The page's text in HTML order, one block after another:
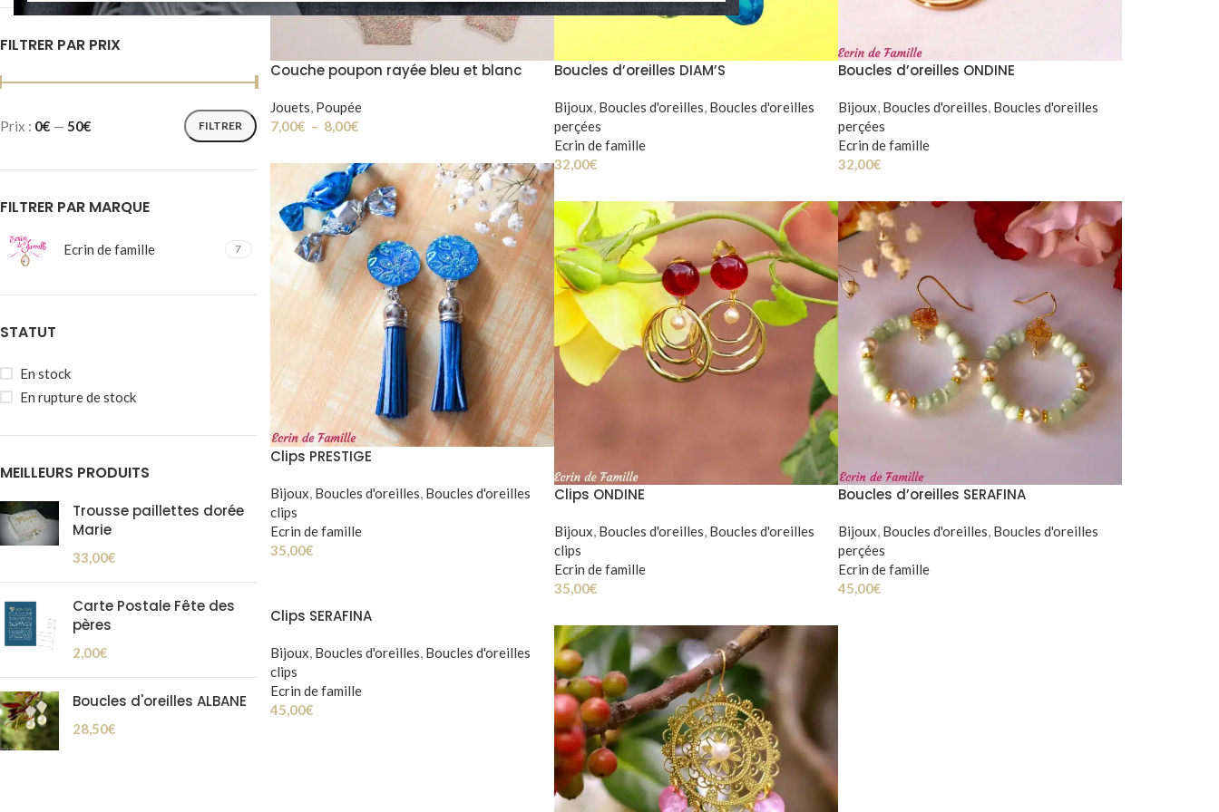
FILTRER PAR PRIX
FILTRER
Prix : 0€ — 50€
FILTRER PAR MARQUE
Ecrin de famille 7
STATUT
En stock
En rupture de stock
MEILLEURS PRODUITS
Trousse paillettes dorée
Marie
33,00€
Carte Postale Fête des
pères
2,00€
Boucles d'oreilles ALBANE
28,50€
Couche poupon rayée bleu et blanc
Jouets, Poupée
7,00€ – 8,00€
Boucles d’oreilles DIAM’S
Bijoux, Boucles d'oreilles, Boucles d'oreilles
perçées
Ecrin de famille
32,00€
Boucles d’oreilles ONDINE
Bijoux, Boucles d'oreilles, Boucles d'oreilles
perçées
Ecrin de famille
32,00€
Clips PRESTIGE
Bijoux, Boucles d'oreilles, Boucles d'oreilles
clips
Ecrin de famille
35,00€
Clips ONDINE
Bijoux, Boucles d'oreilles, Boucles d'oreilles
clips
Ecrin de famille
35,00€
Boucles d’oreilles SERAFINA
Bijoux, Boucles d'oreilles, Boucles d'oreilles
perçées
Ecrin de famille
45,00€
Clips SERAFINA
Bijoux, Boucles d'oreilles, Boucles d'oreilles
clips
Ecrin de famille
45,00€